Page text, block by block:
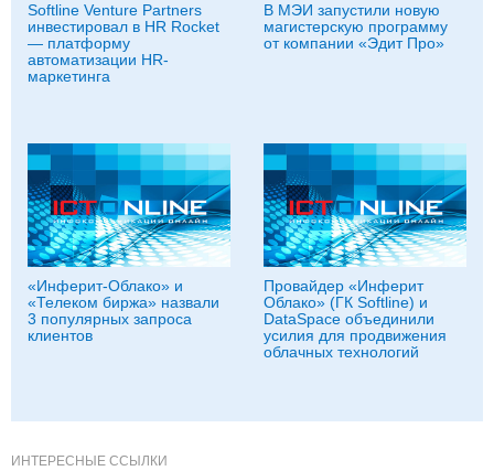
Softline Venture Partners
инвестировал в HR Rocket
— платформу
автоматизации HR-
маркетинга
В МЭИ запустили новую
магистерскую программу
от компании «Эдит Про»
«Инферит-Облако» и
«Телеком биржа» назвали
3 популярных запроса
клиентов
Провайдер «Инферит
Облако» (ГК Softline) и
DataSpace объединили
усилия для продвижения
облачных технологий
ИНТЕРЕСНЫЕ ССЫЛКИ